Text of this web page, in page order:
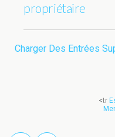
propriétaire
Charger Des Entrées
<tr